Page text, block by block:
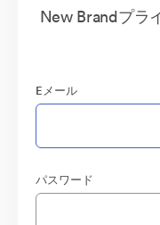
New Brandプラ
Eメール
パスワード